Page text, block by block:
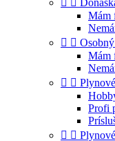
 
Mám
 
Mám
 
Profi
 